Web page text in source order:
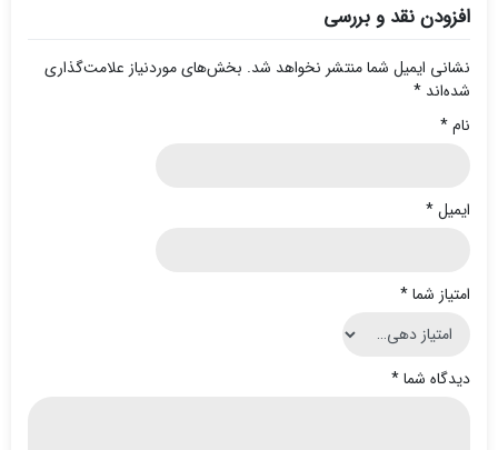
افزودن نقد و بررسی
نشانی ایمیل شما منتشر نخواهد شد. بخش‌های موردنیاز علامت‌گذاری
شده‌اند *
نام*
ایمیل*
امتیاز شما*
دیدگاه شما*